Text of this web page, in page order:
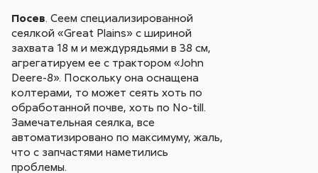
Посев. Сеем специализированной
сеялкой «Great Plains» с шириной
захвата 18 м и междурядьями в 38 см,
агрегатируем ее с трактором «John
Deere-8». Поскольку она оснащена
колтерами, то может сеять хоть по
обработанной почве, хоть по No-till.
Замечательная сеялка, все
автоматизировано по максимуму, жаль,
что с запчастями наметились
проблемы.